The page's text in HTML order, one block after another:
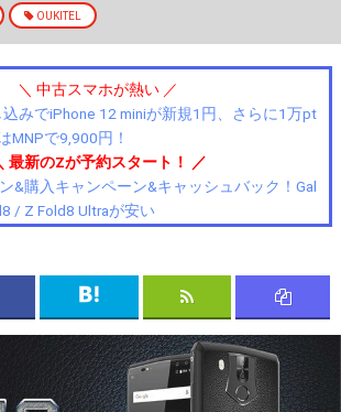
OUKITEL
＼ 中古スマホが熱い ／
みでiPhone 12 miniが新規1円、さらに1万pt
MNPで9,900円！
最新のZが予約スタート！ ／
&購入キャンペーン&キャッシュバック！Gal
/ Z Fold8 Ultraが安い